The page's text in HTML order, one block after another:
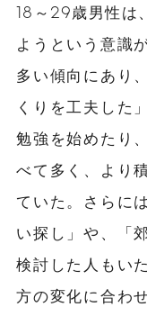
18～29歳男性は
ようという意識
多い傾向にあり
くりを工夫した
勉強を始めたり
べて多く、より
ていた。さらに
い探し」や、「
検討した人もい
方の変化に合わ